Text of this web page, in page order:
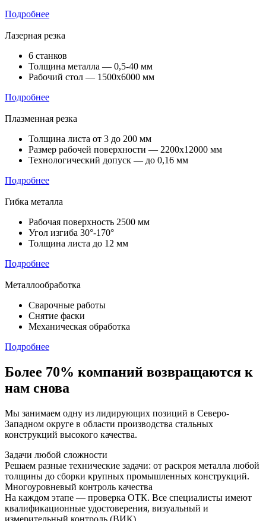
Подробнее
Лазерная резка
6 станков
Толщина металла — 0,5-40 мм
Рабочий стол — 1500х6000 мм
Подробнее
Плазменная резка
Толщина листа от 3 до 200 мм
Размер рабочей поверхности — 2200х12000 мм
Технологический допуск — до 0,16 мм
Подробнее
Гибка металла
Рабочая поверхность 2500 мм
Угол изгиба 30°-170°
Толщина листа до 12 мм
Подробнее
Металлообработка
Сварочные работы
Снятие фаски
Механическая обработка
Подробнее
Более 70% компаний возвращаются к
нам снова
Мы занимаем одну из лидирующих позиций в Северо-
Западном округе в области производства стальных
конструкций высокого качества.
Задачи любой сложности
Решаем разные технические задачи: от раскроя металла любой
толщины до сборки крупных промышленных конструкций.
Многоуровневый контроль качества
На каждом этапе — проверка ОТК. Все специалисты имеют
квалификационные удостоверения, визуальный и